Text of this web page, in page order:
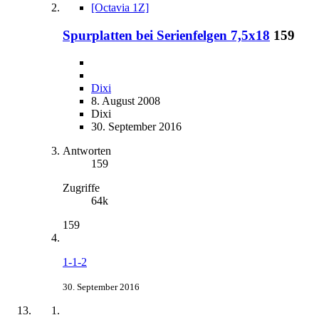
[Octavia 1Z]
Spurplatten bei Serienfelgen 7,5x18 159
Dixi
8. August 2008
Dixi
30. September 2016
Antworten
159
Zugriffe
64k
159
1-1-2
30. September 2016